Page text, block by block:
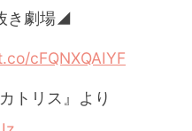
き劇場◢
cFQNXQAIYF
トリス』より